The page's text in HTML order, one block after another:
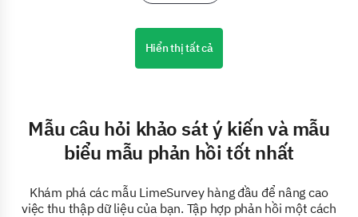
Hiển thị tất cả
Mẫu câu hỏi khảo sát ý kiến và mẫu
biểu mẫu phản hồi tốt nhất
Khám phá các mẫu LimeSurvey hàng đầu để nâng cao
việc thu thập dữ liệu của bạn. Tập hợp phản hồi một cách